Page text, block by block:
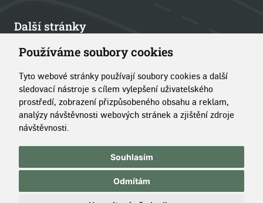
Používáme soubory cookies
Tyto webové stránky používají soubory cookies a další
sledovací nástroje s cílem vylepšení uživatelského
prostředí, zobrazení přizpůsobeného obsahu a reklam,
analýzy návštěvnosti webových stránek a zjištění zdroje
návštěvnosti.
Souhlasím
Odmítám
Další stránky
Články
Kontakt
O portálu
Copyright © 2014–2026 Simopt, s.r.o. | Pravidla používání
Správa cookies
Chráněno službou reCAPTCHA